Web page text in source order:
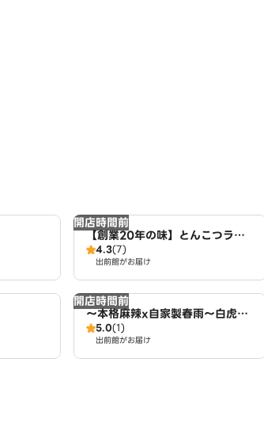
開店時間前
【創業20年の味】とんこつラー
メン・つけ麺 麺屋たけぞう
4.3(7)
出前館がお届け
開店時間前
～本格麻辣x自家製春雨～白虎麻
辣湯 名和町店
5.0(1)
出前館がお届け